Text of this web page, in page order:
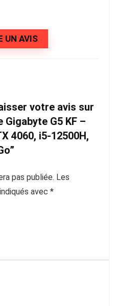
UN AVIS
votre avis sur
G5 KF –
4060, i5-12500H,
pas publiée. Les
avec *